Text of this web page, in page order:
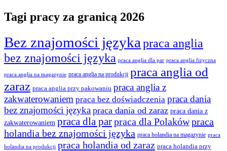
Tagi pracy za granicą 2026
Bez znajomości języka praca anglia
bez znajomości języka praca anglia dla par praca anglia fizyczna
praca anglia na magazynie praca anglia na produkcji praca anglia od
zaraz praca anglia przy pakowaniu praca anglia z
zakwaterowaniem praca bez doświadczenia praca dania
bez znajomości języka praca dania od zaraz praca dania z
zakwaterowaniem praca dla parpraca dla Polakówpraca
holandia bez znajomości języka praca holandia na magazynie praca
holandia na produkcji praca holandia od zaraz praca holandia przy